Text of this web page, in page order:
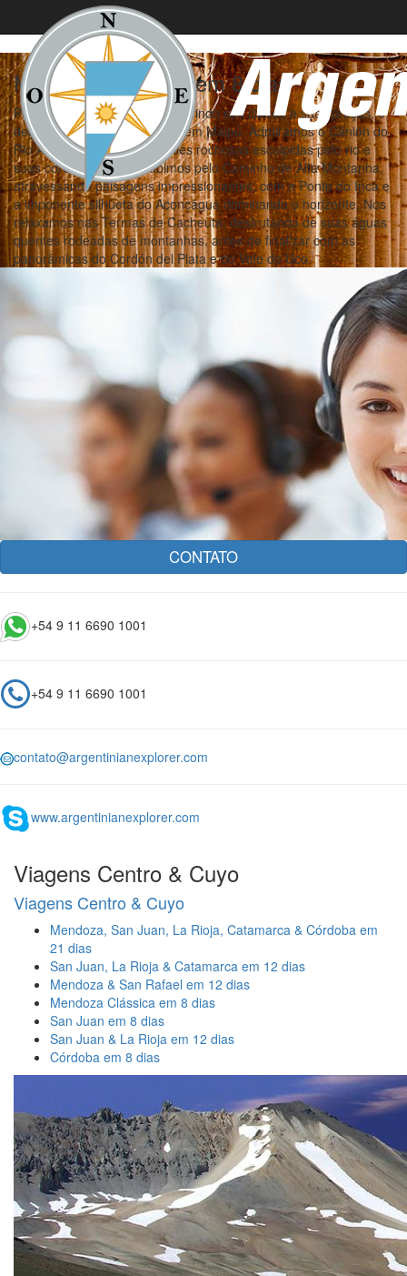
Mendoza Clássica em 8 dias
Percorremos Mendoza descobrindo sua cidade e suas praças, e
degustamos vinhos e azeites em Maipú. Admiramos o Cânion do
Rio Atuel, com suas formações rochosas esculpidas pelo rio e
suas cores de sonho. Subimos pelo Caminho de Alta Montanha,
atravessando paisagens impressionantes, com a Ponte do Inca e
a imponente silhueta do Aconcágua dominando o horizonte. Nos
relaxamos nas Termas de Cacheuta, desfrutando de suas águas
quentes rodeadas de montanhas, antes de finalizar com as
panorâmicas do Cordón del Plata e do Vale do Uco.
CONTATO
+54 9 11 6690 1001
+54 9 11 6690 1001
contato@argentinianexplorer.com
www.argentinianexplorer.com
Viagens Centro & Cuyo
Viagens Centro & Cuyo
Mendoza, San Juan, La Rioja, Catamarca & Córdoba em
21 dias
San Juan, La Rioja & Catamarca em 12 dias
Mendoza & San Rafael em 12 dias
Mendoza Clássica em 8 dias
San Juan em 8 dias
San Juan & La Rioja em 12 dias
Córdoba em 8 dias